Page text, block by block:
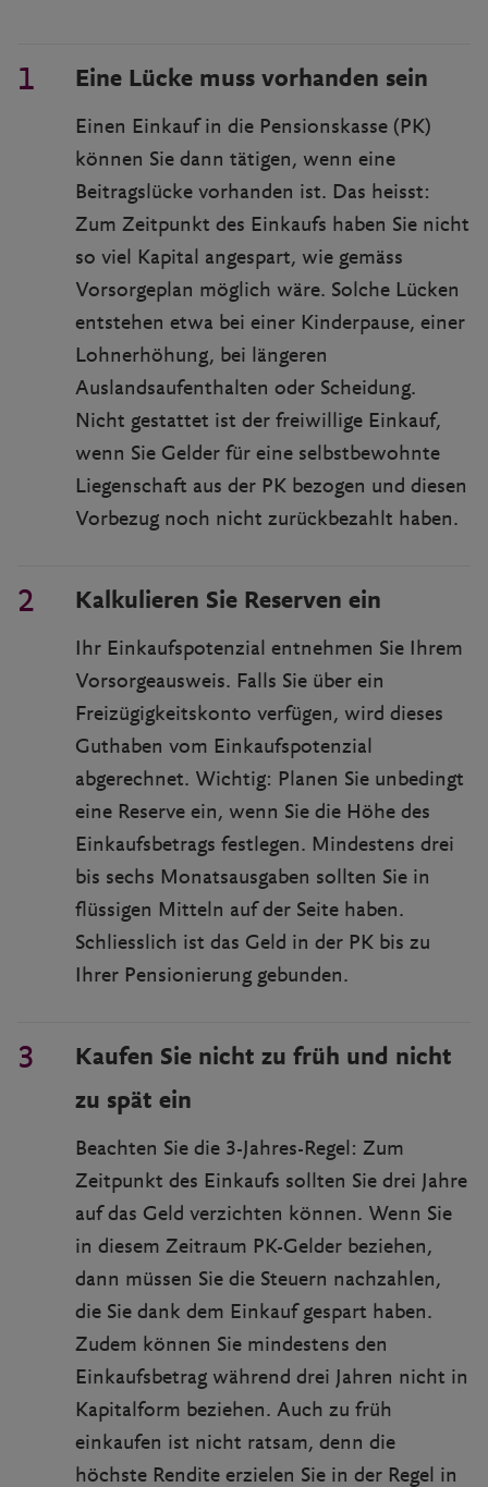
Eine Lücke muss vorhanden sein
Einen Einkauf in die Pensionskasse (PK)
können Sie dann tätigen, wenn eine
Beitragslücke vorhanden ist. Das heisst:
Zum Zeitpunkt des Einkaufs haben Sie nicht
so viel Kapital angespart, wie gemäss
Vorsorgeplan möglich wäre. Solche Lücken
entstehen etwa bei einer Kinderpause, einer
Lohnerhöhung, bei längeren
Auslandsaufenthalten oder Scheidung.
Nicht gestattet ist der freiwillige Einkauf,
wenn Sie Gelder für eine selbstbewohnte
Liegenschaft aus der PK bezogen und diesen
Vorbezug noch nicht zurückbezahlt haben.
Kalkulieren Sie Reserven ein
Ihr Einkaufspotenzial entnehmen Sie Ihrem
Vorsorgeausweis. Falls Sie über ein
Freizügigkeitskonto verfügen, wird dieses
Guthaben vom Einkaufspotenzial
abgerechnet. Wichtig: Planen Sie unbedingt
eine Reserve ein, wenn Sie die Höhe des
Einkaufsbetrags festlegen. Mindestens drei
bis sechs Monatsausgaben sollten Sie in
flüssigen Mitteln auf der Seite haben.
Schliesslich ist das Geld in der PK bis zu
Ihrer Pensionierung gebunden.
Kaufen Sie nicht zu früh und nicht
zu spät ein
Beachten Sie die 3-Jahres-Regel: Zum
Zeitpunkt des Einkaufs sollten Sie drei Jahre
auf das Geld verzichten können. Wenn Sie
in diesem Zeitraum PK-Gelder beziehen,
dann müssen Sie die Steuern nachzahlen,
die Sie dank dem Einkauf gespart haben.
Zudem können Sie mindestens den
Einkaufsbetrag während drei Jahren nicht in
Kapitalform beziehen. Auch zu früh
einkaufen ist nicht ratsam, denn die
höchste Rendite erzielen Sie in der Regel in